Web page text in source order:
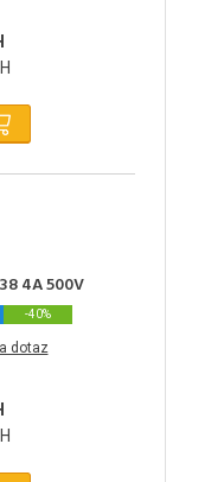
4A 500V
-40%
dotaz